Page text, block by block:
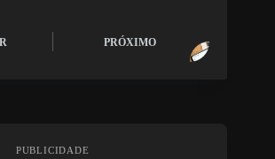
PRÓXIMO
PUBLICIDADE